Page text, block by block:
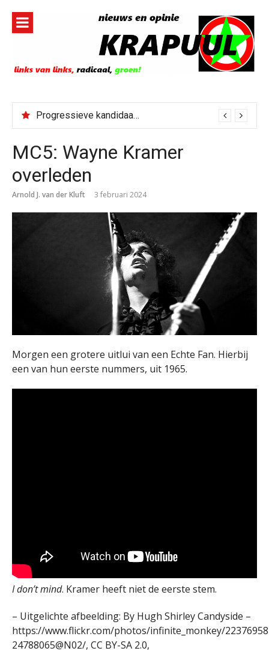
inhoud
Progressieve kandidaat El-Sayed senaatskandidaat Michigan
MC5: Wayne Kramer
overleden
Arnold J. van der Kluft 3 februari 2024
Morgen een grotere uitlui van een Echte Fan. Hierbij
een van hun eerste nummers, uit 1965.
I don’t mind. Kramer heeft niet de eerste stem.
– Uitgelichte afbeelding: By Hugh Shirley Candyside –
https://www.flickr.com/photos/infinite_monkey/
24788065@N02/, CC BY-SA 2.0,